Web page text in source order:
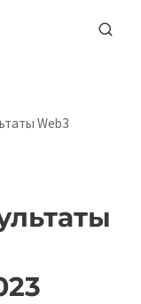
Web3